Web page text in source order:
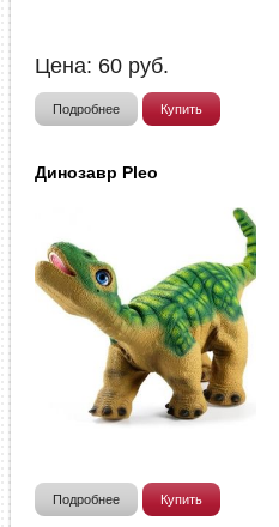
Цена: 60 руб.
Подробнее Купить
Динозавр Pleo
Подробнее Купить